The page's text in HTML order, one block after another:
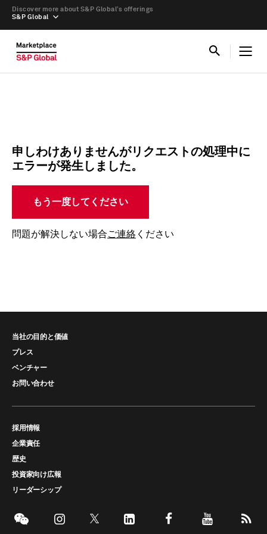
S&P Global
Discover more about S&P Global’s offerings
申しわけありませんがリクエストの処理中に
エラーが発生しました。
もう一度してください
問題が解決しない場合ご連絡 ください
当社の目的と価値
プレス
ベンチャー
お問い合わせ
採用情報
企業責任
歴史
投資家向け広報
リーダーシップ